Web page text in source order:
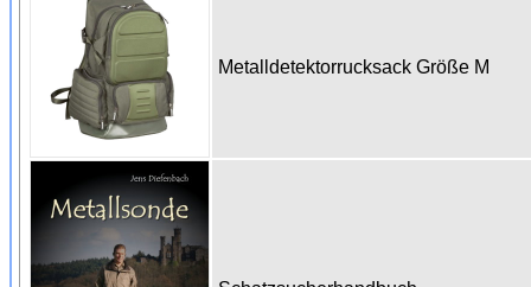
Metalldetektorrucksack Größe M